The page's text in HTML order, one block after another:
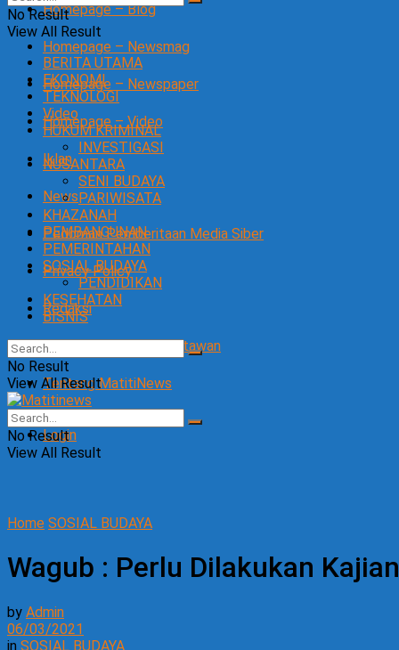
Homepage – Blog
Homepage – Newsmag
Homepage – Newspaper
Homepage – Video
Iklan
News
Pedoman Pemberitaan Media Siber
Privacy Policy
Redaksi
SOP Perlindungan Wartawan
Tentang MatitiNews
Login
No Result
View All Result
BERITA UTAMA
EKONOMI
TEKNOLOGI
Video
HUKUM KRIMINAL
INVESTIGASI
NUSANTARA
SENI BUDAYA
PARIWISATA
KHAZANAH
PEMBANGUNAN
PEMERINTAHAN
SOSIAL BUDAYA
PENDIDIKAN
KESEHATAN
BISNIS
No Result
View All Result
No Result
View All Result
Home SOSIAL BUDAYA
Wagub : Perlu Dilakukan
by Admin
06/03/2021
in SOSIAL BUDAYA